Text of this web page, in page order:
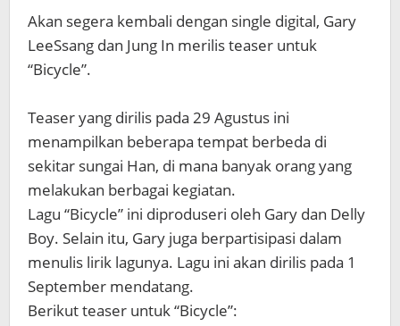
Akan segera kembali dengan single digital, Gary
LeeSsang dan Jung In merilis teaser untuk
“Bicycle”.
Teaser yang dirilis pada 29 Agustus ini
menampilkan beberapa tempat berbeda di
sekitar sungai Han, di mana banyak orang yang
melakukan berbagai kegiatan.
Lagu “Bicycle” ini diproduseri oleh Gary dan Delly
Boy. Selain itu, Gary juga berpartisipasi dalam
menulis lirik lagunya. Lagu ini akan dirilis pada 1
September mendatang.
Berikut teaser untuk “Bicycle”: